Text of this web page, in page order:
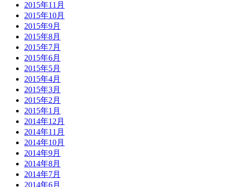
2015年11月
2015年10月
2015年9月
2015年8月
2015年7月
2015年6月
2015年5月
2015年4月
2015年3月
2015年2月
2015年1月
2014年12月
2014年11月
2014年10月
2014年9月
2014年8月
2014年7月
2014年6月